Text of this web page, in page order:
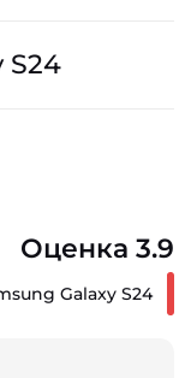
S24
Оценка 3.9
Galaxy S24